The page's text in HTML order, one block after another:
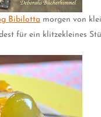
Bibilotta morgen von
für ein klitzekleines